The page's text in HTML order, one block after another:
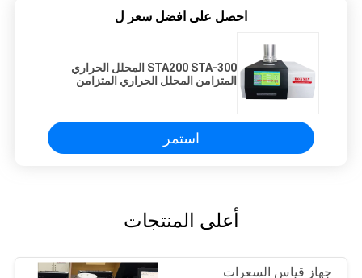
احصل على افضل سعر ل
STA200 STA-300 المحلل الحراري
المتزامن المحلل الحراري المتزامن
استمر
أعلى المنتجات
جهاز قياس السعرات